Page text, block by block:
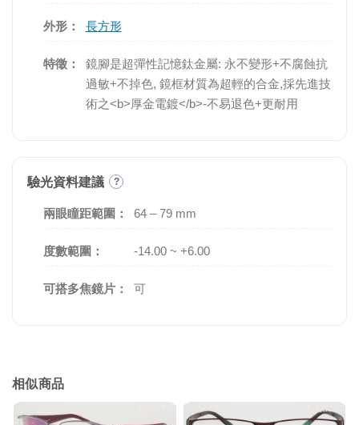
外形： 長方形
特徵：
鏡腳是超彈性記憶鈦金屬: 永不變形+不腐蝕抗
過敏+不掉色, 鏡框材質為超輕的合金,採先進技
術之<b>厚金電鍍</b>-不易退色+更耐用
驗光資料建議 ?
兩眼瞳距範圍： 64 – 79 mm
度數範圍： -14.00 ~ +6.00
可搭多焦鏡片： 可
相似商品